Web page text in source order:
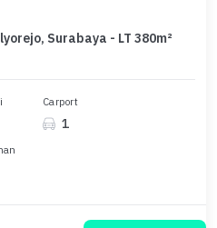
Surabaya - LT 380m²
Carport
1